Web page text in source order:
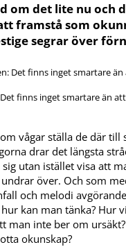
om det lite nu och
framstå som
segrar över
finns inget smartare än
vågar ställa de där till
drar det längsta
utan istället visa att
över. Och som
och melodi
kan man tänka? Hur
man inte ber om
okunskap?